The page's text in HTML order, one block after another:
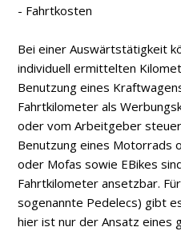
- Fahrtkosten
Bei einer Auswärtstätigkeit
individuell ermittelten
Benutzung eines
Fahrtkilometer als
oder vom Arbeitgeber
Benutzung eines Motorrads
oder Mofas sowie E­Bikes
Fahrtkilometer ansetzbar.
sogenannte Pedelecs) gibt
hier ist nur der Ansatz eines